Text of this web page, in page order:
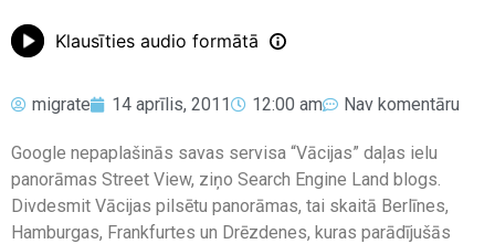
Klausīties audio formātā
migrate 14 aprīlis, 2011 12:00 am Nav komentāru
Google nepaplašinās savas servisa “Vācijas” daļas ielu
panorāmas Street View, ziņo Search Engine Land blogs.
Divdesmit Vācijas pilsētu panorāmas, tai skaitā Berlīnes,
Hamburgas, Frankfurtes un Drēzdenes, kuras parādījušās